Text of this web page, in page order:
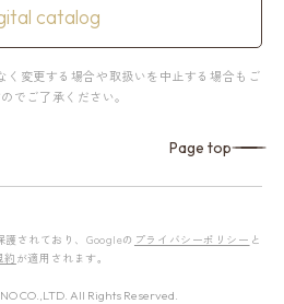
catalog
く変更する場合や取扱いを中止する場合もご
でご了承ください。
護されており、Googleの プライバシーポリシー と
約 が適用されます。
CO.,LTD. All Rights Reserved.
Page top